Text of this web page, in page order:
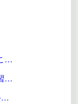
…
…
…